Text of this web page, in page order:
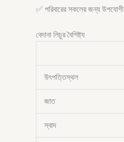
✅ পরিবারের সকলের জন্য উপযোগী
বেদানা লিচুর বৈশিষ্ট্য
উৎপত্তিস্থল
জাত
স্বাদ